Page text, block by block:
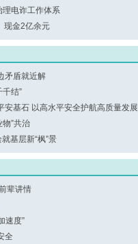
理电诈工作体系
现金2亿余元
矛盾就近解
千结”
安基石 以高水平安全护航高质量发展
物”共治
基层新“枫”景
辈讲情
速度”
全